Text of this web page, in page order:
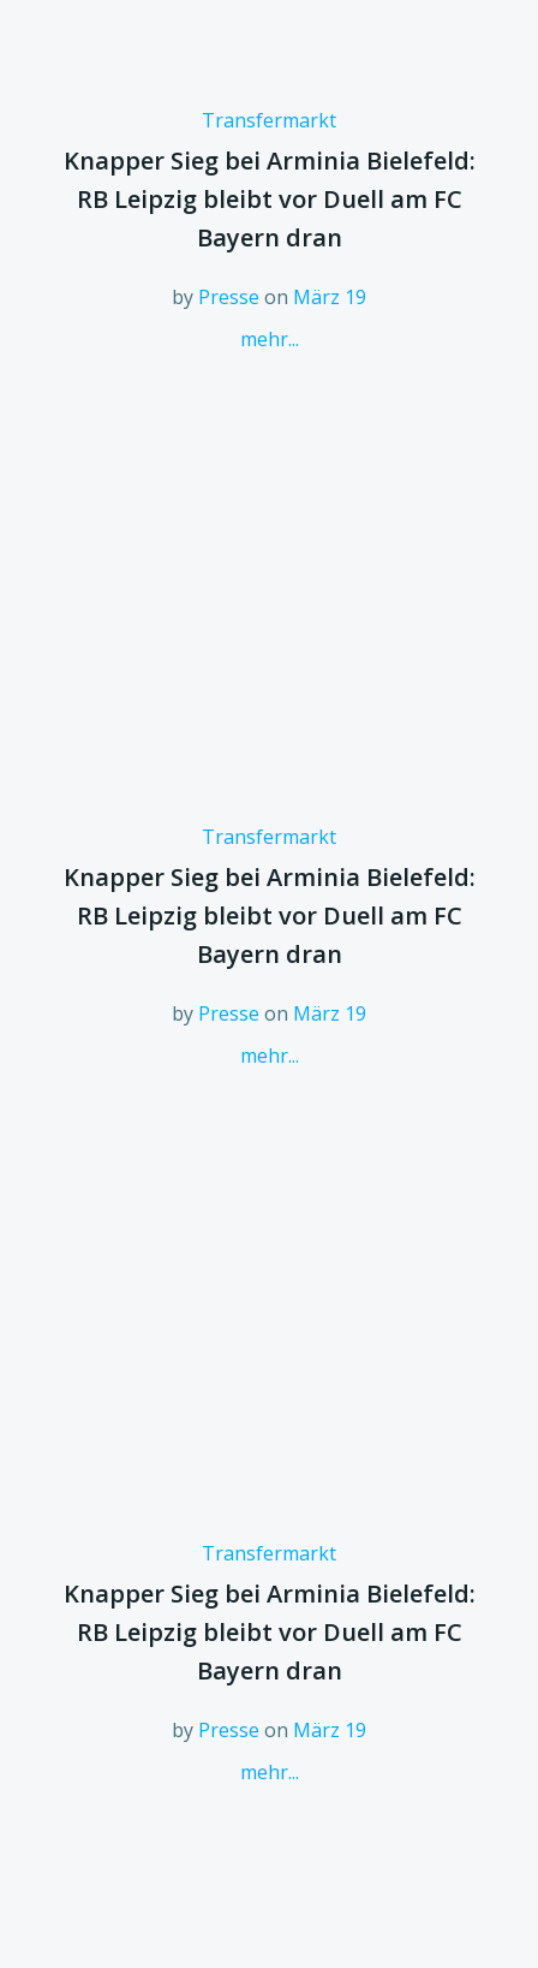
Transfermarkt
Knapper Sieg bei Arminia Bielefeld:
RB Leipzig bleibt vor Duell am FC
Bayern dran
by Presse on März 19
mehr...
Transfermarkt
Knapper Sieg bei Arminia Bielefeld:
RB Leipzig bleibt vor Duell am FC
Bayern dran
by Presse on März 19
mehr...
Transfermarkt
Knapper Sieg bei Arminia Bielefeld:
RB Leipzig bleibt vor Duell am FC
Bayern dran
by Presse on März 19
mehr...